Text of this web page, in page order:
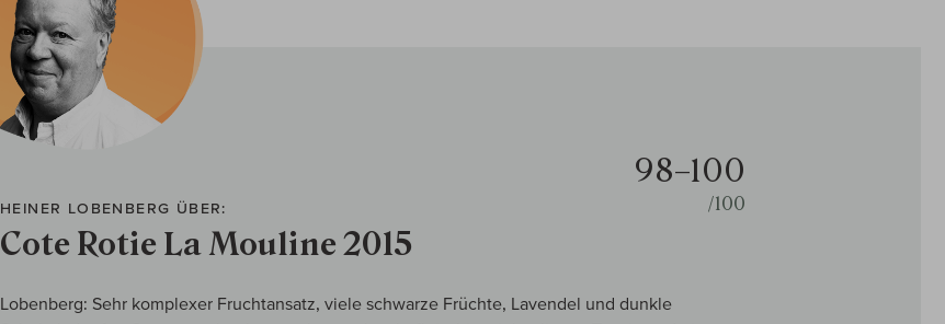
HEINER LOBENBERG ÜBER:
Cote Rotie La Mouline 2015
98–100
/100
Lobenberg: Sehr komplexer Fruchtansatz, viele schwarze Früchte, Lavendel und dunkle